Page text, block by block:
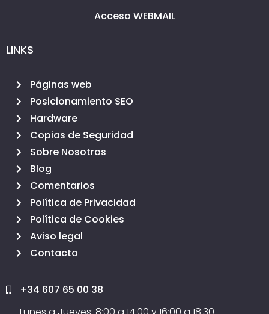
Acceso WEBMAIL
LINKS
Páginas web
Posicionamiento SEO
Hardware
Copias de Seguridad
Sobre Nosotros
Blog
Comentarios
Política de Privacidad
Política de Cookies
Aviso legal
Contacto
+34 607 65 00 38